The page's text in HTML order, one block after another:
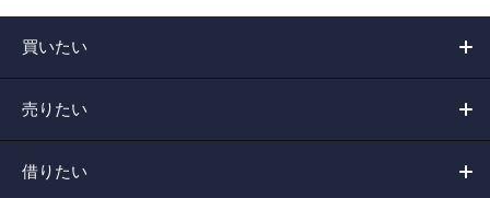
買いたい
売りたい
借りたい